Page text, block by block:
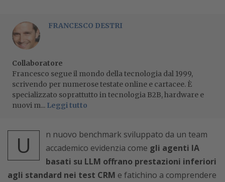
FRANCESCO DESTRI
Collaboratore
Francesco segue il mondo della tecnologia dal 1999,
scrivendo per numerose testate online e cartacee. È
specializzato soprattutto in tecnologia B2B, hardware e
nuovi m... Leggi tutto
U
n nuovo benchmark sviluppato da un team
accademico evidenzia come gli agenti IA
basati su LLM offrano prestazioni inferiori
agli standard nei test CRM e fatichino a comprendere